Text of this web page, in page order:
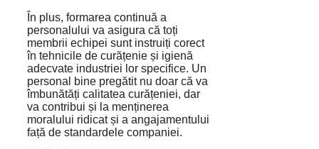
În plus, formarea continuă a
personalului va asigura că toți
membrii echipei sunt instruiți corect
în tehnicile de curățenie și igienă
adecvate industriei lor specifice. Un
personal bine pregătit nu doar că va
îmbunătăți calitatea curățeniei, dar
va contribui și la menținerea
moralului ridicat și a angajamentului
față de standardele companiei.